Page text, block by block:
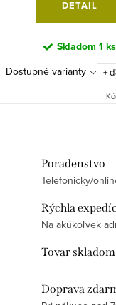
DETAIL
Skladom 1 ks
Dostupné varianty +
Poradenstvo
Telefonicky/
Rýchla
Na akúkoľvek
Tovar skladom
Doprava